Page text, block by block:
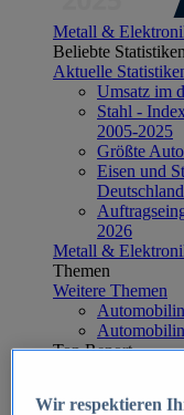
Metall &
Beliebte Statistiken
Aktuelle
Umsatz im
Stahl -
2005-2025
Größte
Eisen und
2026
Metall &
Themen
Weitere Themen
Top Report
Wir respektieren